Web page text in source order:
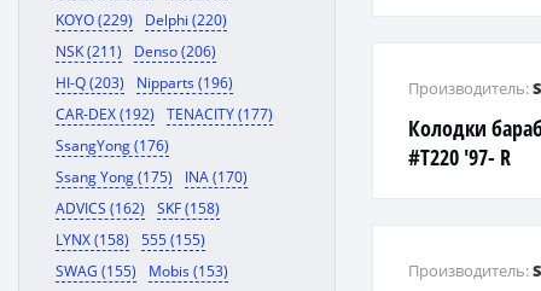
KOYO (229)
Delphi (220)
NSK (211)
Denso (206)
HI-Q (203)
Nipparts (196)
CAR-DEX (192)
TENACITY (177)
SsangYong (176)
Ssang Yong (175)
INA (170)
ADVICS (162)
SKF (158)
LYNX (158)
555 (155)
SWAG (155)
Mobis (153)
Колодки
#T220 '97- R
Производитель:
Производитель: